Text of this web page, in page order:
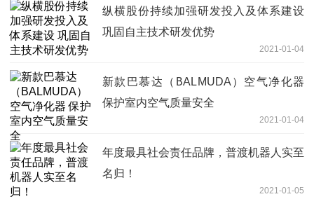
纵横股份持续加强研发投入及体系建设
巩固自主技术研发优势
2021-01-04
新款巴慕达（BALMUDA）空气净化器
保护室内空气质量安全
2021-01-04
年度最具社会责任品牌，普渡机器人实至
名归！
2021-01-05